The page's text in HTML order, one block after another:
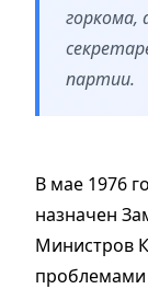
партии.
В мае 1976
назначен
Министров
проблемами